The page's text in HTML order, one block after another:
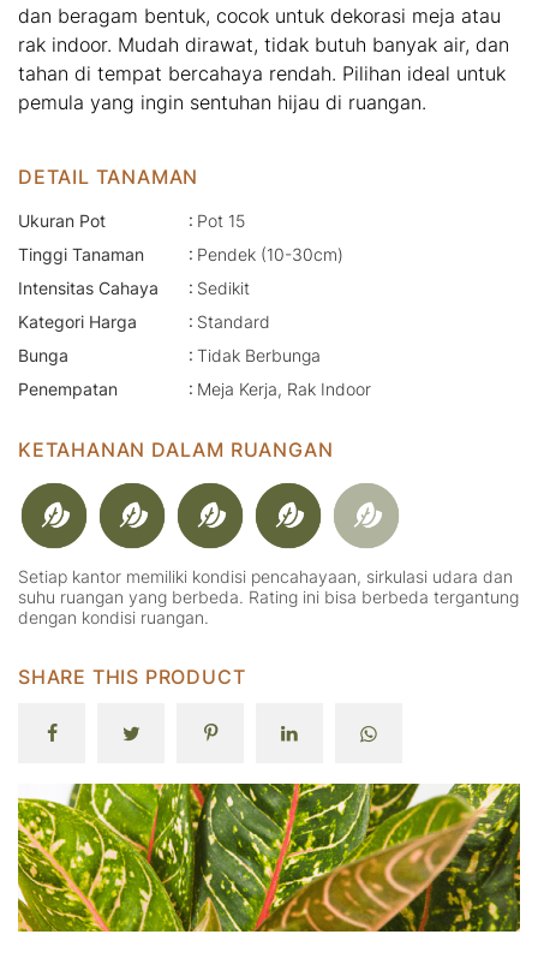
dan beragam bentuk, cocok untuk dekorasi meja atau
rak indoor. Mudah dirawat, tidak butuh banyak air, dan
tahan di tempat bercahaya rendah. Pilihan ideal untuk
pemula yang ingin sentuhan hijau di ruangan.
DETAIL TANAMAN
Ukuran Pot : Pot 15
Tinggi Tanaman
: Pendek (10-30cm)
Intensitas Cahaya
: Sedikit
Kategori Harga
: Standard
Bunga
: Tidak Berbunga
Penempatan
: Meja Kerja, Rak Indoor
KETAHANAN DALAM RUANGAN
Setiap kantor memiliki kondisi pencahayaan, sirkulasi udara dan
suhu ruangan yang berbeda. Rating ini bisa berbeda tergantung
dengan kondisi ruangan.
SHARE THIS PRODUCT